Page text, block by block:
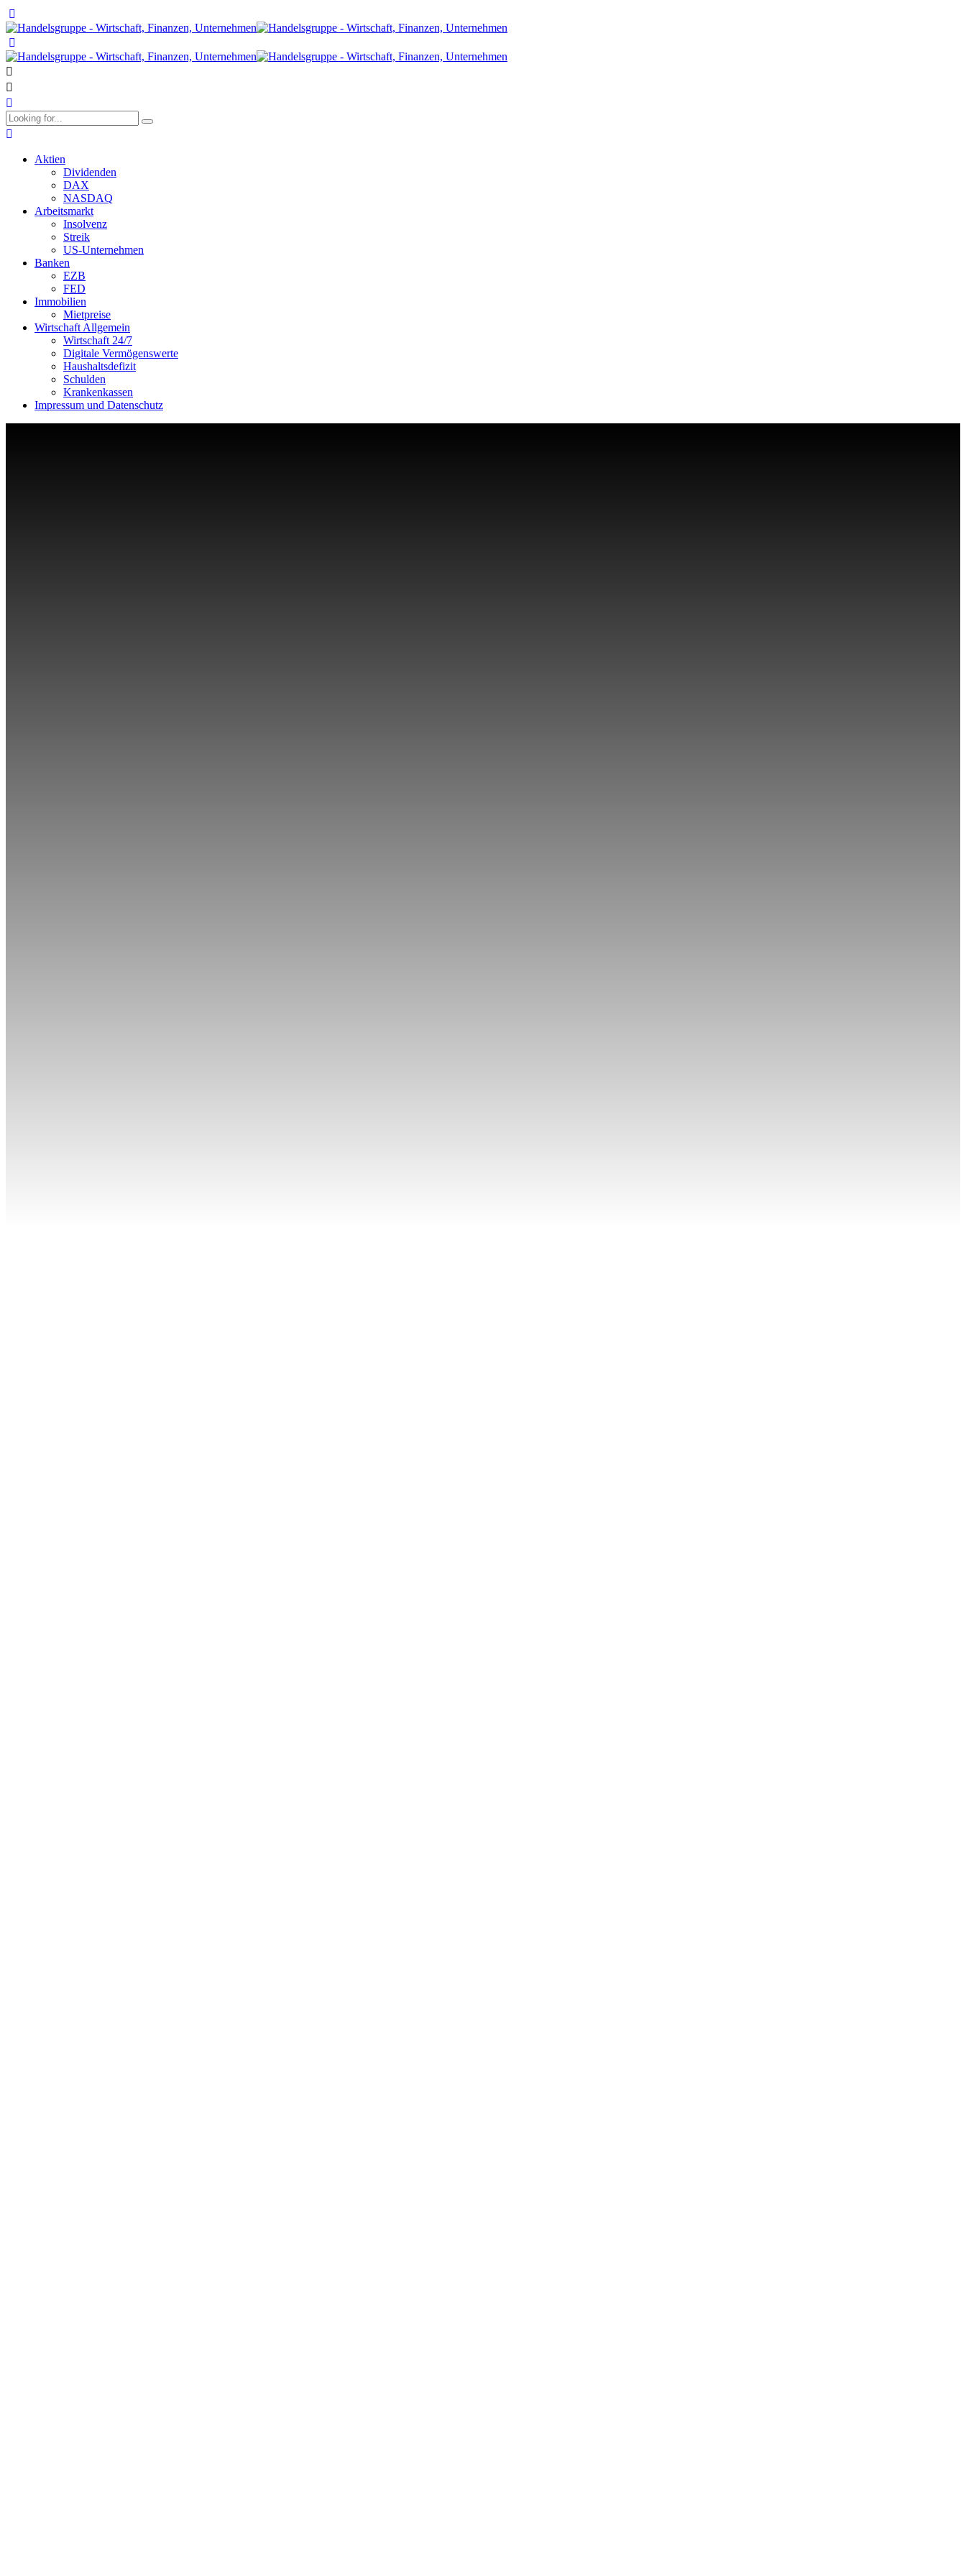
Aktien
Dividenden
DAX
NASDAQ
Arbeitsmarkt
Insolvenz
Streik
US-Unternehmen
Banken
EZB
FED
Immobilien
Mietpreise
Wirtschaft Allgemein
Wirtschaft 24/7
Digitale Vermögenswerte
Haushaltsdefizit
Schulden
Krankenkassen
Impressum und Datenschutz